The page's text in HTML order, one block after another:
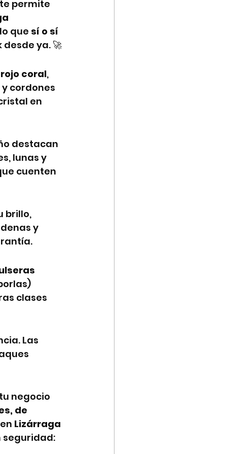
permite
que sí o sí
ya. 🚀
rojo coral,
y cordones
en
destacan
lunas y
cuenten
brillo,
y
clases
Las
negocio
de
Lizárraga
seguridad: